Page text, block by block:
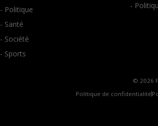
- Politique
- Santé
- Société
- Sports
-
© 2026
Politique de confidentialité